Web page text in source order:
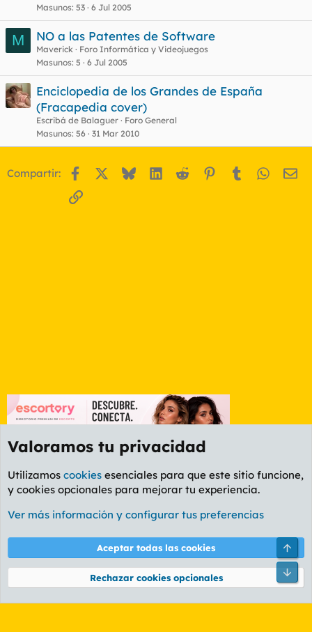
Masunos 53 6 Jul 2005
M NO a las Patentes de Software
Maverick
Foro Informática y Videojuegos
Masunos 5 6 Jul 2005
Enciclopedia de los Grandes de España
(Fracapedia cover)
Escribá de Balaguer
Foro General
Masunos 56 31 Mar 2010
Compartir: Facebook BlueskyLinkedIn
Reddit Pinterest
Tumblr
Enlace
Foro General
Cookies
PL OLDSTYLE AMARILLO
Términos y reglas Política de privacidad Ayuda
Community platform by XenForo® © 2010-2026 XenForo Ltd.
Valoramos tu privacidad
Utilizamos cookies esenciales para que este sitio funcione,
y cookies opcionales para mejorar tu experiencia.
Ver más información y configurar tus preferencias
Aceptar todas las cookies
Rechazar cookies opcionales
Pie